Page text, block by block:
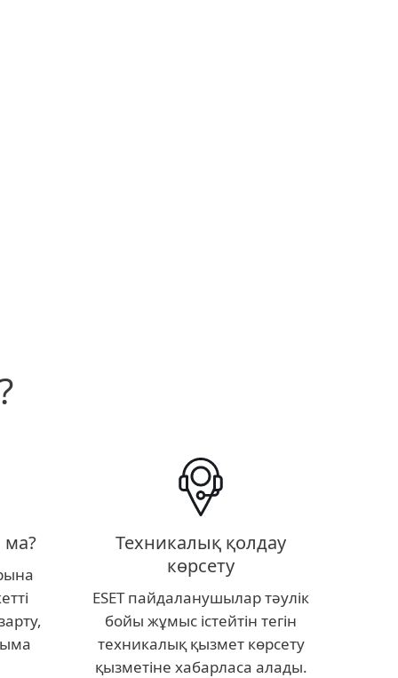
ма?
Техникалық қолдау
көрсету
ESET пайдаланушылар тәулік
бойы жұмыс істейтін тегін
техникалық қызмет көрсету
қызметіне хабарласа алады.